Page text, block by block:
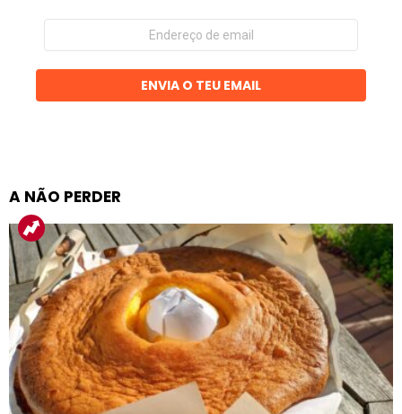
Endereço
email
ENVIA O TEU EMAIL
A NÃO PERDER